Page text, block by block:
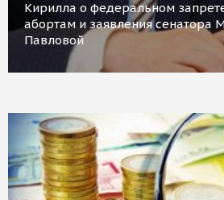
Кирилла о федеральном
абортам и заявления сенатора
Павловой